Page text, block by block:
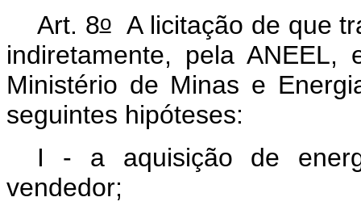
Art. 8oA licitação de que
indiretamente, pela ANEEL,
Ministério de Minas e
seguintes hipóteses:
I - a aquisição de
vendedor;